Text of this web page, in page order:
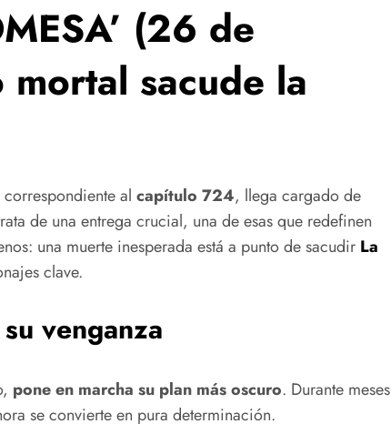
(26 de
sacude la
al capítulo 724, llega cargado de
de una entrega crucial, una de esas que redefinen
una muerte inesperada está a punto de sacudir La
clave.
venganza
pone en marcha su plan más oscuro. Durante meses
se convierte en pura determinación.